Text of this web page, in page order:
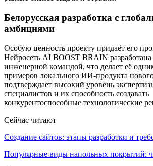
Белорусская разработка с
амбициями
Особую ценность проекту придаёт его
Нейросеть AI BOOST BRAIN разработана
инженерной командой, что делает её
примеров локального ИИ-продукта
подтверждает высокий уровень
специалистов и их способность создавать
конкурентоспособные технологические
Сейчас читают
Создание сайтов: этапы разработки и
Популярные виды напольных покрытий: